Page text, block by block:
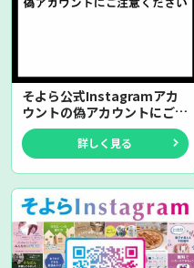
そよら公式Instagramアカ
ウントの偽アカウントにご注
意ください
詳しく見る